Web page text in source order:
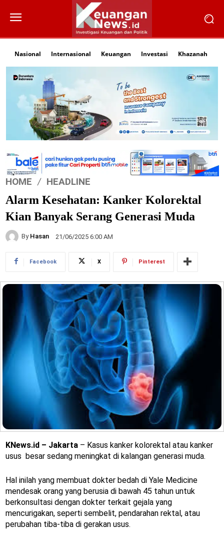
Nasional Internasional Keuangan Investasi Khazanah
HOME HEADLINE
Alarm Kesehatan: Kanker Kolorektal
Kian Banyak Serang Generasi Muda
By Hasan 21/06/2025 6:00 AM
Facebook X Pinterest
KNews.id – Jakarta – Kasus kanker kolorektal atau kanker
usus besar sedang meningkat di kalangan generasi muda.
Hal inilah yang membuat dokter bedah di Yale Medicine
mendesak orang yang berusia di bawah 45 tahun untuk
berkonsultasi dengan dokter terkait gejala yang
mencurigakan, seperti sembelit, pendarahan rektal, atau
perubahan tiba-tiba di gerakan usus.